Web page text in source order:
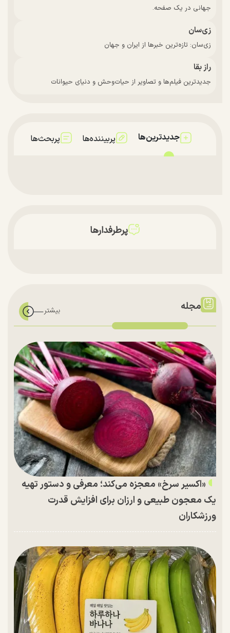
جهانی در یک صفحه.
زی‌سان
زی‌سان: تازه‌ترین خبرها از ایران و جهان
راز بقا
جدیدترین فیلم‌ها و تصاویر از حیات‌وحش و دنیای حیوانات
جدیدترین‌ها پربیننده‌ها پربحث‌ها
پرطرفدارها
مجله
«اکسیر سرخ» معجزه می‌کند؛ معرفی و دستور تهیه
یک معجون طبیعی و ارزان برای افزایش قدرت
ورزشکاران